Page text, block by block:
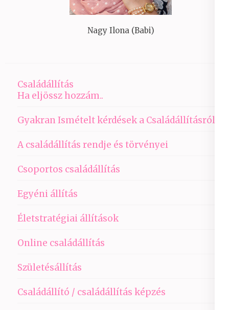
Nagy Ilona (Babi)
Családállítás
Ha eljössz hozzám..
Gyakran Ismételt kérdések a Családállításról
A családállítás rendje és törvényei
Csoportos családállítás
Egyéni állítás
Életstratégiai állítások
Online családállítás
Születésállítás
Családállító / családállítás képzés